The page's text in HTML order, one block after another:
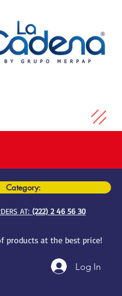
Category:
AT: (222) 2 46 56 30
products at the best price!
Log In